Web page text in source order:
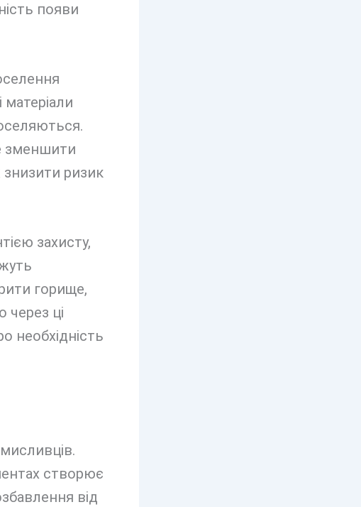
появи
матеріали
зменшити
знизити ризик
захисту,
горище,
через ці
необхідність
створює
від